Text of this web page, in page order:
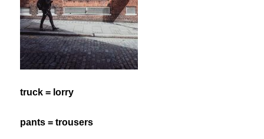
truck = lorry
pants = trousers